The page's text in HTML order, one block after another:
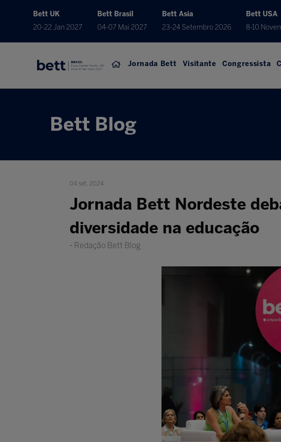
Bett UK
20-22 Jan 2027
Bett Brasil
04-07 Mai 2027
Bett Asia
23-24 Setembro 2026
Bett USA
8-10
Jornada Bett Visitante Congressista
Bett Blog
04 set. 2024
Jornada Bett Nordeste
diversidade na educação
Redação Bett Blog